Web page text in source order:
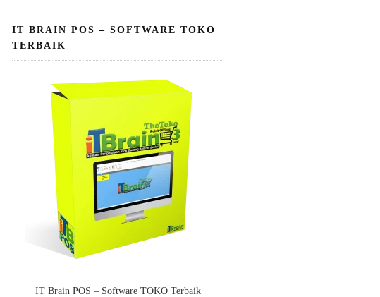
IT BRAIN POS – SOFTWARE TOKO
TERBAIK
IT Brain POS – Software TOKO Terbaik